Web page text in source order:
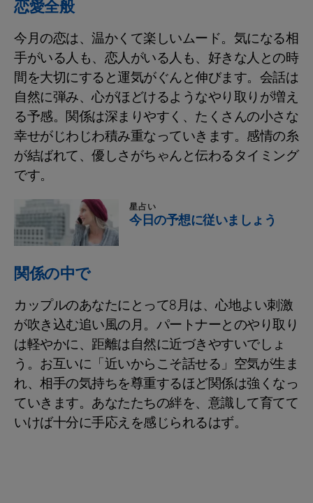
恋愛全般
今月の恋は、温かくて楽しいムード。気になる相
手がいる人も、恋人がいる人も、好きな人との時
間を大切にすると運気がぐんと伸びます。会話は
自然に弾み、心がほどけるようなやり取りが増え
る予感。関係は深まりやすく、たくさんの小さな
幸せがじわじわ積み重なっていきます。感情の糸
が結ばれて、優しさがちゃんと伝わるタイミング
です。
星占い
今日の予想に従いましょう
関係の中で
カップルのあなたにとって8月は、心地よい刺激
が吹き込む追い風の月。パートナーとのやり取り
は軽やかに、距離は自然に近づきやすいでしょ
う。お互いに「近いからこそ話せる」空気が生ま
れ、相手の気持ちを尊重するほど関係は強くなっ
ていきます。あなたたちの絆を、意識して育てて
いけば十分に手応えを感じられるはず。